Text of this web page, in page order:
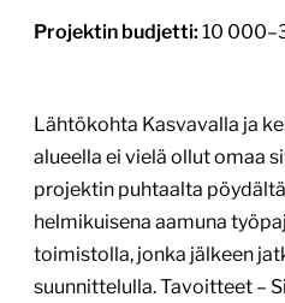
Projektin budjetti: 10
Lähtökohta Kasvavalla ja
alueella ei vielä ollut omaa
projektin puhtaalta
helmikuisena aamuna
toimistolla, jonka jälkeen
suunnittelulla. Tavoitteet –